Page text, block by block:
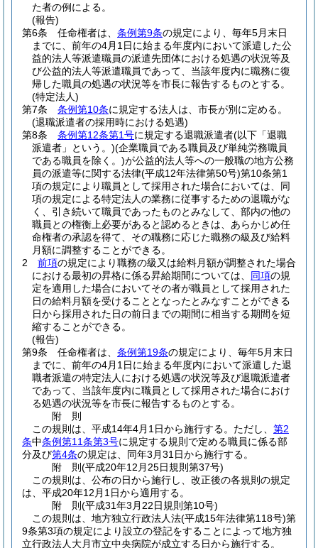
た者の例による。
(報告)
第6条
任命権者は、 条例第9条の規定により、毎年5月末日
までに、前年の4月1日に始まる年度内において派遣した公
益的法人等派遣職員の派遣先団体における処遇の状況等及
び公益的法人等派遣職員であって、当該年度内に職務に復
帰した職員の処遇の状況等を市長に報告するものとする。
(特定法人)
第7条
条例第10条に規定する法人は、市長が別に定める。
(退職派遣者の採用時における処遇)
第8条
条例第12条第1号に規定する退職派遣者(以下「退職
派遣者」という。)(企業職員である職員及び単純労務職員
である職員を除く。)が公益的法人等への一般職の地方公務
員の派遣等に関する法律(平成12年法律第50号)第10条第1
項の規定により職員として採用された場合においては、同
項の規定による特定法人の業務に従事するための退職がな
く、引き続いて職員であったものとみなして、部内の他の
職員との権衡上必要があると認めるときは、あらかじめ任
命権者の承認を得て、その職務に応じた職務の級及び給料
月額に調整することができる。
2
前項の規定により職務の級又は給料月額が調整された場合
における最初の昇格に係る昇給期間については、 同項の規
定を適用した場合においてその者が職員として採用された
日の給料月額を受けることとなったとみなすことができる
日から採用された日の前日までの期間に相当する期間を短
縮することができる。
(報告)
第9条
任命権者は、 条例第19条の規定により、毎年5月末日
までに、前年の4月1日に始まる年度内において派遣した退
職者派遣の特定法人における処遇の状況等及び退職派遣者
であって、当該年度内に職員として採用された場合におけ
る処遇の状況等を市長に報告するものとする。
附 則
この規則は、平成14年4月1日から施行する。 ただし、 第2
条中条例第11条第3号に規定する規則で定める職員に係る部
分及び第4条の規定は、同年3月31日から施行する。
附 則(平成20年12月25日規則第37号)
この規則は、公布の日から施行し、改正後の各規則の規定
は、平成20年12月1日から適用する。
附 則(平成31年3月22日規則第10号)
この規則は、地方独立行政法人法(平成15年法律第118号)第
9条第3項の規定により設立の登記をすることによって地方独
立行政法人大月市立中央病院が成立する日から施行する。